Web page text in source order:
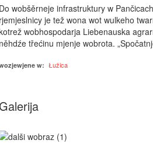
Do wobšěrneje infrastruktury w
rjemjeslnicy je tež wona wot wulkeho
wobhospodarja Liebenauska
něhdźe třećinu mjenje wobrota.
w: Łužica
Galerija